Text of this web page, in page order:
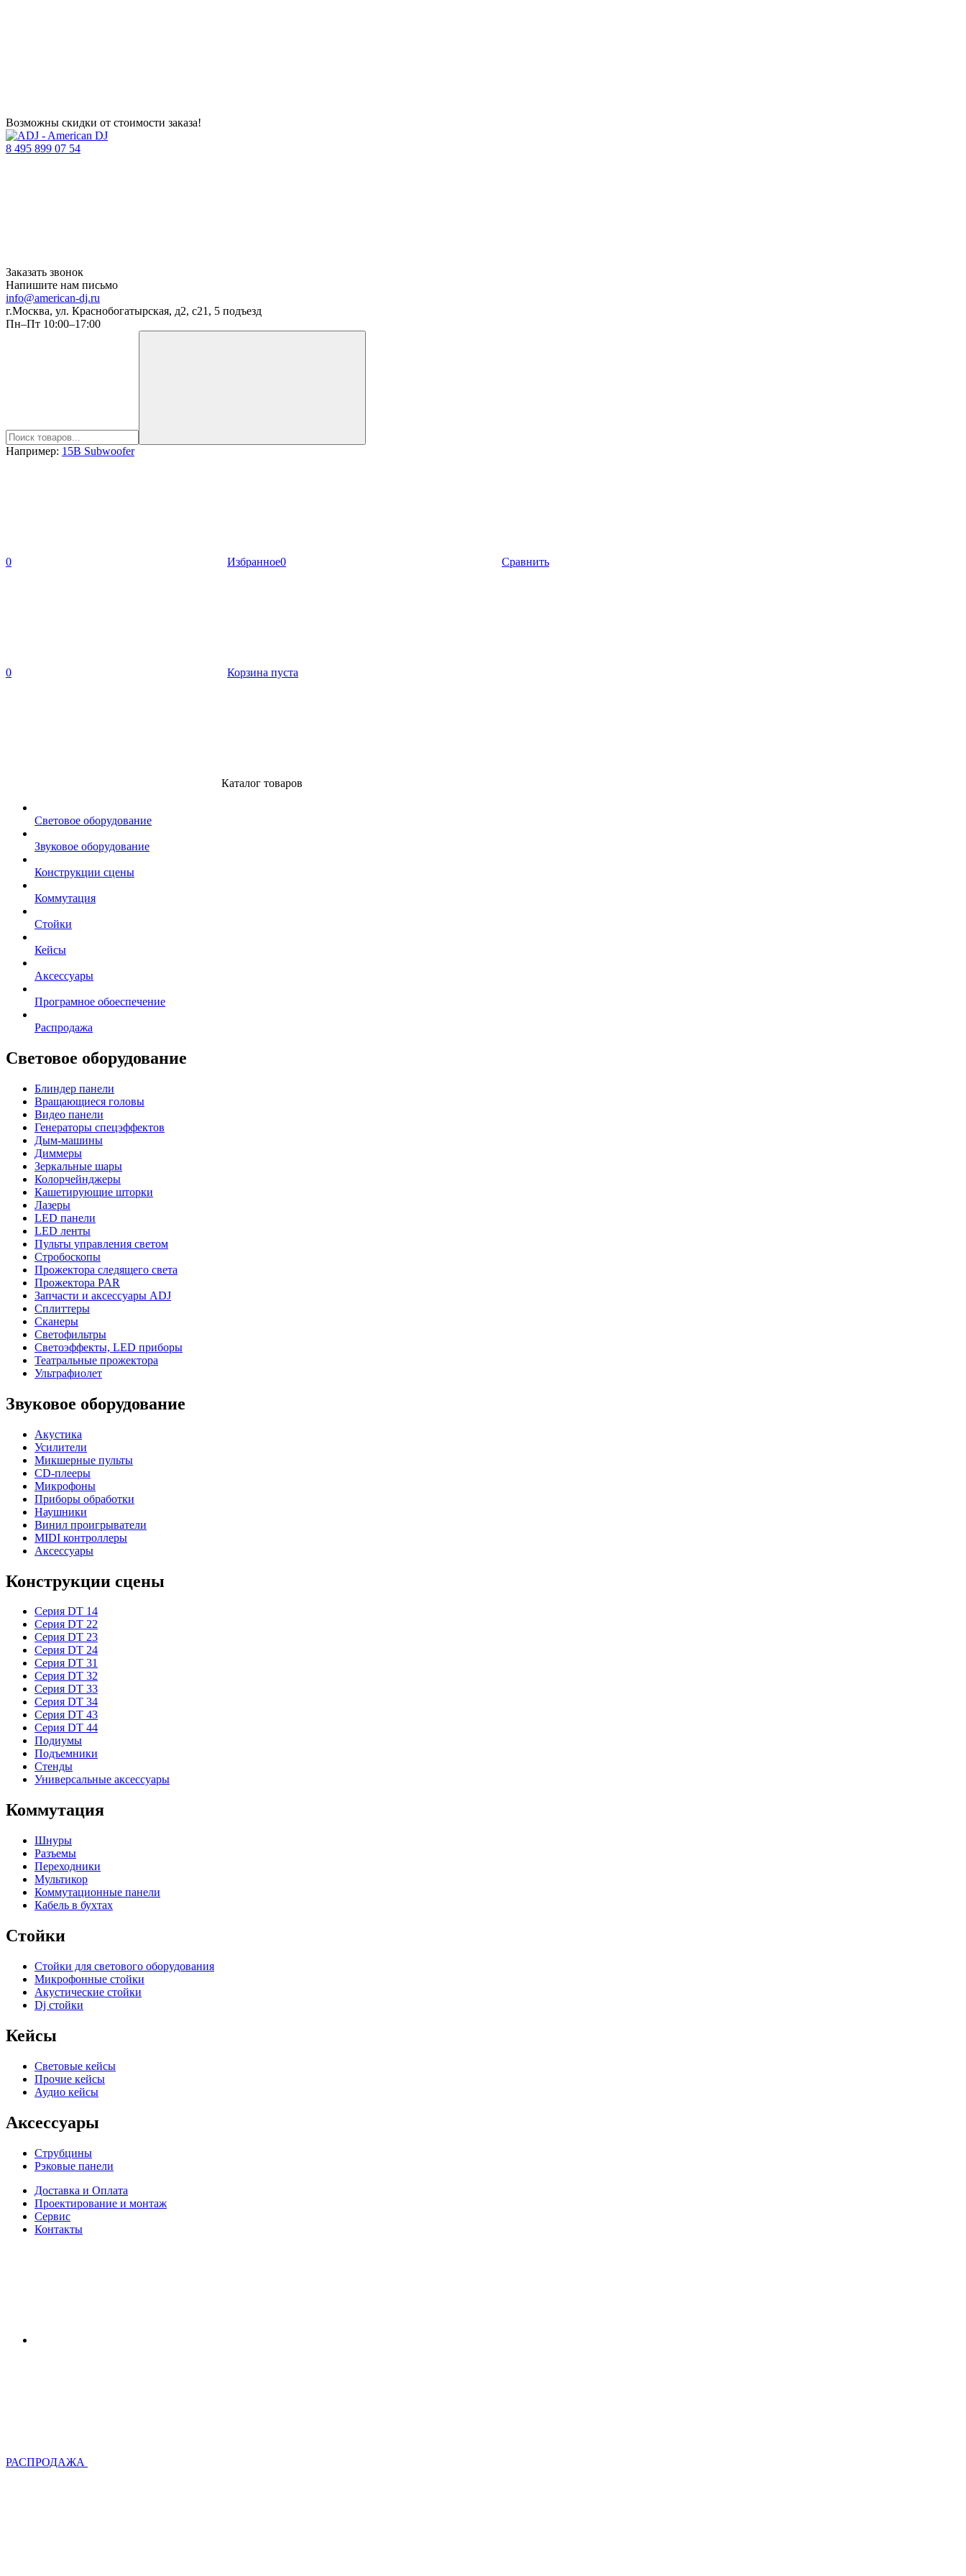
Возможны скидки от стоимости заказа!
8 495 899 07 54
Заказать звонок
Напишите нам письмо
info@american-dj.ru
г.Москва, ул. Краснобогатырская, д2, с21, 5 подъезд
Пн–Пт 10:00–17:00
Например: 15B Subwoofer
0 Избранное0 Сравнить
0 Корзина пуста
Каталог товаров
Световое оборудование
Звуковое оборудование
Конструкции сцены
Коммутация
Стойки
Кейсы
Аксессуары
Програмное обоеспечение
Распродажа
Световое оборудование
Блиндер панели
Вращающиеся головы
Видео панели
Генераторы спецэффектов
Дым-машины
Диммеры
Зеркальные шары
Колорчейнджеры
Кашетирующие шторки
Лазеры
LED панели
LED ленты
Пульты управления светом
Стробоскопы
Прожектора следящего света
Прожектора PAR
Запчасти и аксессуары ADJ
Сплиттеры
Сканеры
Светофильтры
Светоэффекты, LED приборы
Театральные прожектора
Ультрафиолет
Звуковое оборудование
Акустика
Усилители
Микшерные пульты
CD-плееры
Микрофоны
Приборы обработки
Наушники
Винил проигрыватели
MIDI контроллеры
Аксессуары
Конструкции сцены
Серия DT 14
Серия DT 22
Серия DT 23
Серия DT 24
Серия DT 31
Серия DT 32
Серия DT 33
Серия DT 34
Серия DT 43
Серия DT 44
Подиумы
Подъемники
Стенды
Универсальные аксессуары
Коммутация
Шнуры
Разъемы
Переходники
Мультикор
Коммутационные панели
Кабель в бухтах
Стойки
Стойки для светового оборудования
Микрофонные стойки
Акустические стойки
Dj стойки
Кейсы
Световые кейсы
Прочие кейсы
Аудио кейсы
Аксессуары
Струбцины
Рэковые панели
Доставка и Оплата
Проектирование и монтаж
Сервис
Контакты
РАСПРОДАЖА